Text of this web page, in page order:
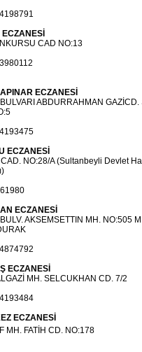
CAD NO:13
ECZANESİ
BULVARI ABDURRAHMAN GAZİCD.
ECZANESİ
NO:28/A (Sultanbeyli Devlet
ECZANESİ
BULV. AKSEMSETTIN MH. NO:505
ECZANESİ
MH. SELCUKHAN CD. 7/2
ECZANESİ
MH. FATİH CD. NO:178